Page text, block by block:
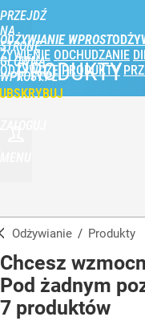
PRZEJDŹ
NA
STRONĘ
GŁÓWNĄ
WPROST.PL
ODŻYWIANIE WPROST
ŻYWIENIE ODCHUDZANIE
ODŻYWCZE PRODUKTY
PRODUKTY
Odżywianie / Produkty
Chcesz
Pod żadnym
7 produktów